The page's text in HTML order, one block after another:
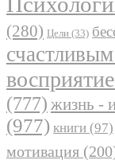
(280) Цели (33)
счастливым
восприятие
(777) жизнь -
(977) книги (97)
мотивация